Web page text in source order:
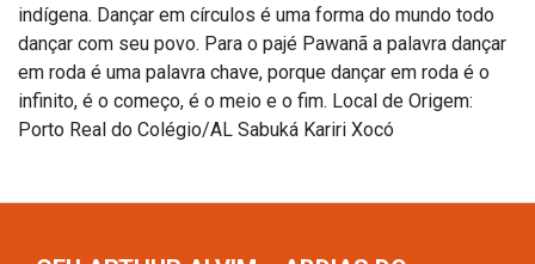
indígena. Dançar em círculos é uma forma do mundo todo
dançar com seu povo. Para o pajé Pawanã a palavra dançar
em roda é uma palavra chave, porque dançar em roda é o
infinito, é o começo, é o meio e o fim. Local de Origem:
Porto Real do Colégio/AL Sabuká Kariri Xocó